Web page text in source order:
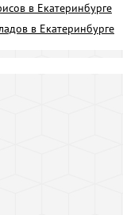
в Екатеринбурге
в Екатеринбурге